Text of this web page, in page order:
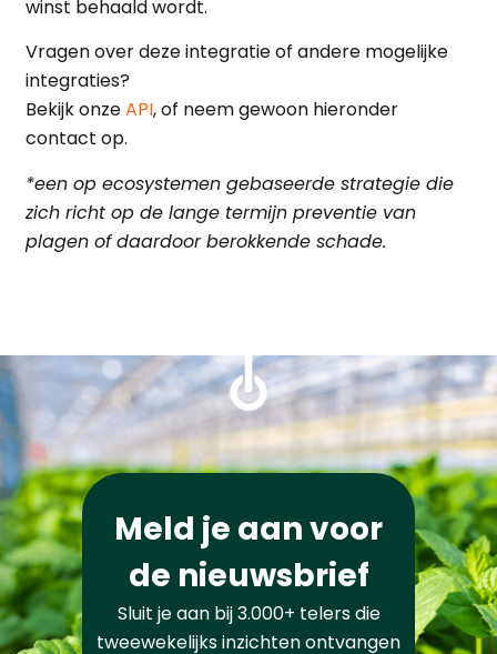
winst behaald wordt.
Vragen over deze integratie of andere mogelijke
integraties?
Bekijk onzeAPI, of neem gewoon hieronder
contact op.
*een op ecosystemen gebaseerde strategie die
zich richt op de lange termijn preventie van
plagen of daardoor berokkende schade.
Meld je aan voor
de nieuwsbrief
Sluit je aan bij 3.000+ telers die
tweewekelijks inzichten ontvangen